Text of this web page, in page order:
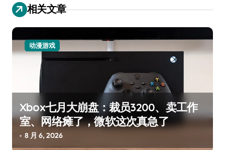
相关文章
动漫游戏
Xbox七月大崩盘：裁员3200、卖工作
室、网络瘫了，微软这次真急了
8 月 6, 2026